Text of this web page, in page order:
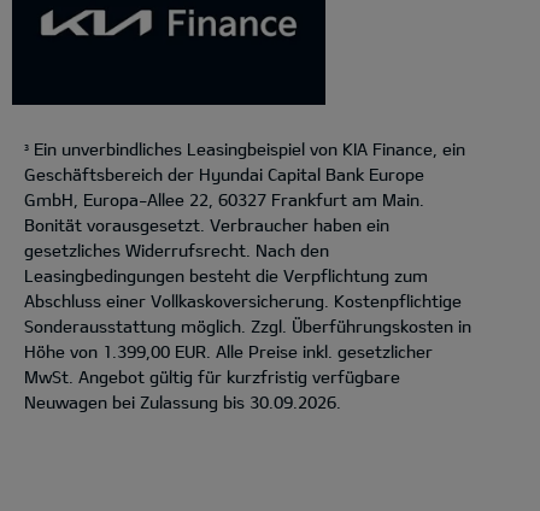
3
Ein unverbindliches Leasingbeispiel von KIA Finance, ein
Geschäftsbereich der Hyundai Capital Bank Europe
GmbH, Europa-Allee 22, 60327 Frankfurt am Main.
Bonität vorausgesetzt. Verbraucher haben ein
gesetzliches Widerrufsrecht. Nach den
Leasingbedingungen besteht die Verpflichtung zum
Abschluss einer Vollkaskoversicherung. Kostenpflichtige
Sonderausstattung möglich. Zzgl. Überführungskosten in
Höhe von 1.399,00 EUR. Alle Preise inkl. gesetzlicher
MwSt. Angebot gültig für kurzfristig verfügbare
Neuwagen bei Zulassung bis 30.09.2026.